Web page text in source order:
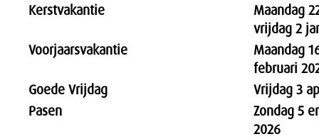
Kerstvakantie
Maandag
vrijdag 2
Voorjaarsvakantie
Maandag
februari
Goede Vrijdag
Vrijdag 3
Pasen
Zondag 5
2026